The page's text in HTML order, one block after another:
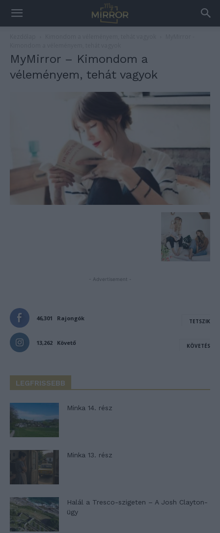
MyMirror – Kimondom a
véleményem, tehát vagyok
- Advertisement -
46,301 Rajongók TETSZIK
13,262 Követő KÖVETÉS
LEGFRISSEBB
Minka 14. rész
Minka 13. rész
Halál a Tresco-szigeten – A Josh Clayton-
ügy